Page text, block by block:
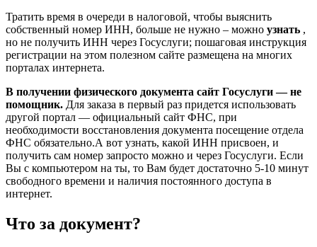
Тратить время в очереди в налоговой, чтобы выяснить
собственный номер ИНН, больше не нужно – можно узнать ,
но не получить ИНН через Госуслуги; пошаговая инструкция
регистрации на этом полезном сайте размещена на многих
порталах интернета.
В получении физического документа сайт Госуслуги — не
помощник. Для заказа в первый раз придется использовать
другой портал — официальный сайт ФНС, при
необходимости восстановления документа посещение отдела
ФНС обязательно.А вот узнать, какой ИНН присвоен, и
получить сам номер запросто можно и через Госуслуги. Если
Вы с компьютером на ты, то Вам будет достаточно 5-10 минут
свободного времени и наличия постоянного доступа в
интернет.
Что за документ?